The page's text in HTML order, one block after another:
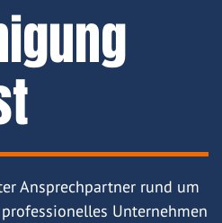
Ansprechpartner rund um
Unternehmen